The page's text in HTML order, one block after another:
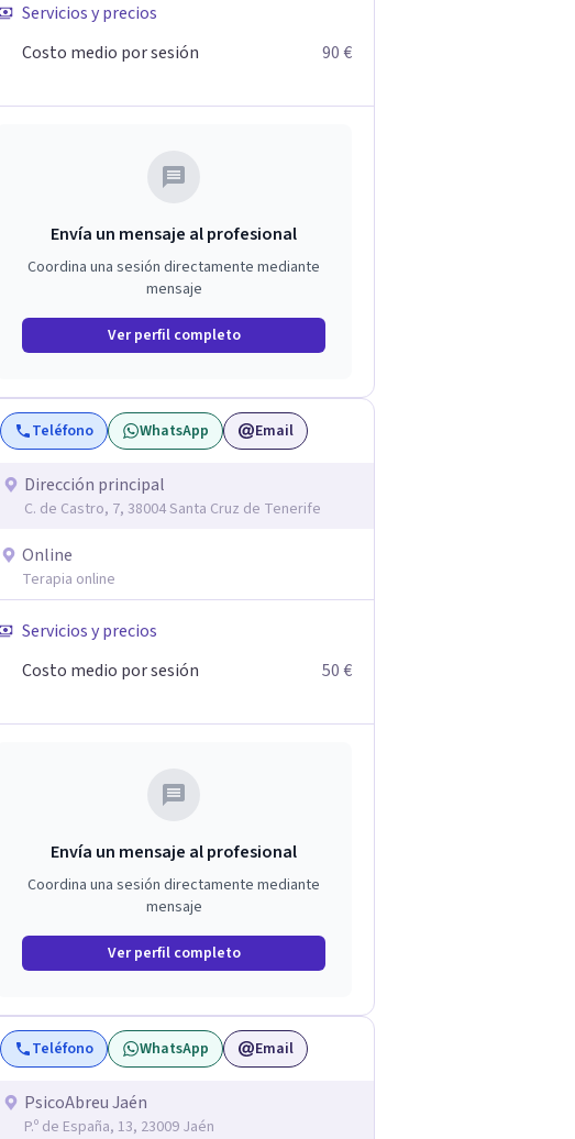
Servicios y precios
Costo medio por sesión
90 €
Envía un mensaje al profesional
Coordina una sesión directamente mediante
mensaje
Ver perfil completo
Teléfono WhatsApp Email
Dirección principal
C. de Castro, 7, 38004 Santa Cruz de Tenerife
Online
Terapia online
Servicios y precios
Costo medio por sesión
50 €
Envía un mensaje al profesional
Coordina una sesión directamente mediante
mensaje
Ver perfil completo
Teléfono WhatsApp Email
PsicoAbreu Jaén
P.º de España, 13, 23009 Jaén